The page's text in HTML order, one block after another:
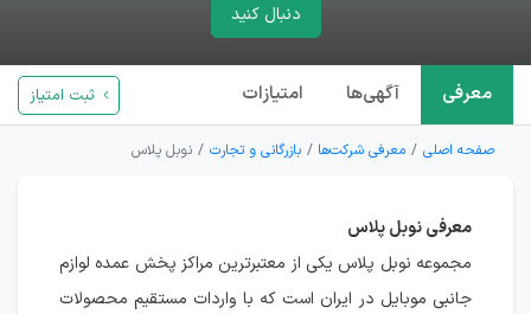
دنبال کنید
معرفی آگهی‌ها امتیازات ثبت امتیاز
صفحه اصلی معرفی شرکت‌ها بازرگانی و تجارت نوبل پلاس
معرفی نوبل پلاس
مجموعه نوبل پلاس یکی از معتبرترین مراکز پخش عمده لوازم
جانبی موبایل در ایران است که با واردات مستقیم محصولات